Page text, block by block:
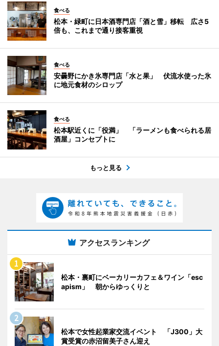
食べる
松本・緑町に日本酒専門店「酒と雪」移転 広さ5
倍も、これまで通り接客重視
食べる
安曇野にかき氷専門店「水と果」 伏流水使った氷
に地元食材のシロップ
食べる
松本駅近くに「役満」 「ラーメンも食べられる居
酒屋」コンセプトに
もっと見る
アクセスランキング
松本・裏町にベーカリーカフェ＆ワイン「esc
apism」 朝からゆっくりと
松本で女性起業家交流イベント 「J300」大
賞受賞の赤沼留美子さん迎え